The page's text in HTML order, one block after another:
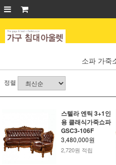
소파 가죽
정렬
스텔라 엔틱 3+1인
용 클래식가죽쇼파
GSC3-106F
3,480,000원
2,720원 적립